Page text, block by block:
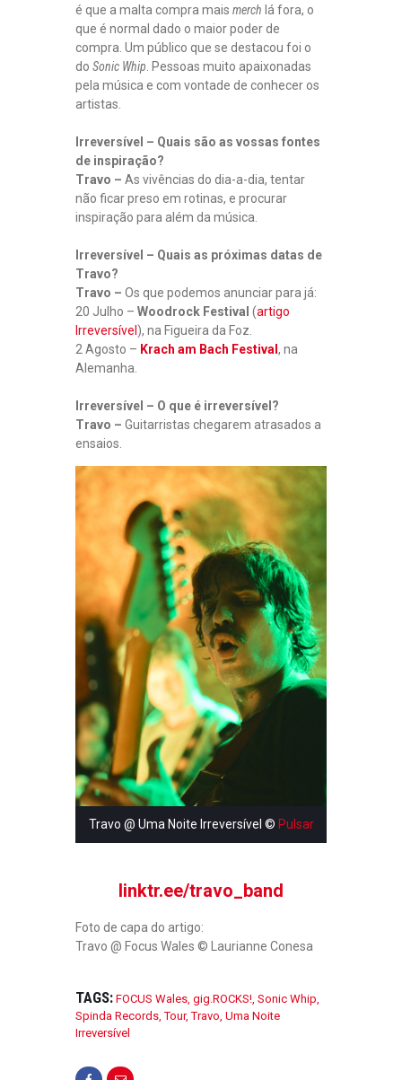
é que a malta compra mais merch lá fora, o
que é normal dado o maior poder de
compra. Um público que se destacou foi o
do Sonic Whip. Pessoas muito apaixonadas
pela música e com vontade de conhecer os
artistas.
Irreversível – Quais são as vossas fontes
de inspiração?
Travo – As vivências do dia-a-dia, tentar
não ficar preso em rotinas, e procurar
inspiração para além da música.
Irreversível – Quais as próximas datas de
Travo?
Travo – Os que podemos anunciar para já:
20 Julho – Woodrock Festival (artigo
Irreversível ), na Figueira da Foz.
2 Agosto – Krach am Bach Festival , na
Alemanha.
Irreversível – O que é irreversível?
Travo – Guitarristas chegarem atrasados a
ensaios.
Travo @ Uma Noite Irreversível © Pulsar
linktr.ee/travo_band
Foto de capa do artigo:
Travo @ Focus Wales © Laurianne Conesa
TAGS: FOCUS Wales gig.ROCKS! Sonic Whip
Spinda Records ,Tour,Travo Uma Noite
Irreversível